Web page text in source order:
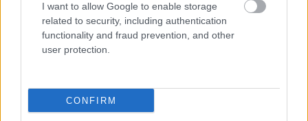
I want to allow Google to enable storage
related to security, including authentication
functionality and fraud prevention, and other
user protection.
CONFIRM
adataiba, az látja, hogy
ennek közel harmada flottacélra lett bejegyezve, zömmel
2021 és 2023 között, amikor az adókedvezményes lízing még
hogy az őszi elszámolási csúcsban a magyar elektromos
másodpiac egyszerre kap annyi autót, amennyit eddig egy